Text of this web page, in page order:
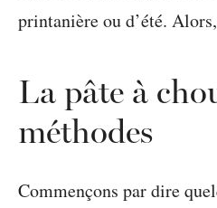
printanière ou d’été.
La pâte à
méthodes
Commençons par dire